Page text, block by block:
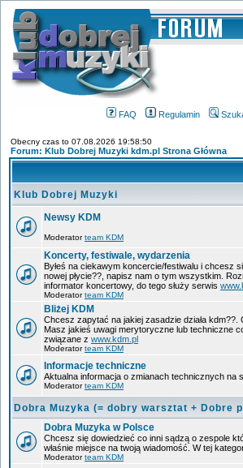
FAQ Regulamin
Obecny czas to 07.08.2026 19:58:50
Forum: Klub Dobrej Muzyki kdm.pl Strona Główna
Klub Dobrej Muzyki
Newsy KDM
Moderatorteam KDM
Koncerty, festiwale, wydarzenia
Byłeś na ciekawym koncercie/festiwalu i chcesz
nowej płycie??, napisz nam o tym wszystkim.
informator koncertowy, do tego służy serwis
Moderatorteam KDM
Bliżej KDM
Chcesz zapytać na jakiej zasadzie działa
Masz jakieś uwagi merytoryczne lub techniczne
związane z www.kdm.pl
Moderatorteam KDM
Informacje techniczne
Aktualna informacja o zmianach technicznych na
Moderatorteam KDM
Dobra Muzyka (= dobry warsztat + Dobre
Dobra Muzyka w Polsce
Chcesz się dowiedzieć co inni sądzą o zespole
właśnie miejsce na twoją wiadomość. W tej
Moderatorteam KDM